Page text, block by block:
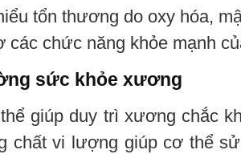
tổn thương do oxy hóa,
các chức năng khỏe mạnh
sức khỏe xương
giúp duy trì xương chắc
chất vi lượng giúp cơ thể